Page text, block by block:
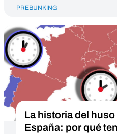
PREBUNKING
La historia del
España: por qué